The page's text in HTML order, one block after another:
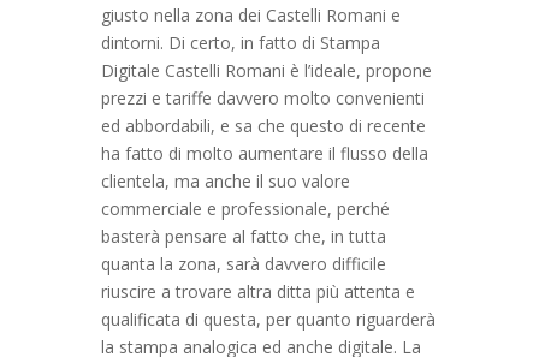
giusto nella zona dei Castelli Romani e
dintorni. Di certo, in fatto di Stampa
Digitale Castelli Romani è l’ideale, propone
prezzi e tariffe davvero molto convenienti
ed abbordabili, e sa che questo di recente
ha fatto di molto aumentare il flusso della
clientela, ma anche il suo valore
commerciale e professionale, perché
basterà pensare al fatto che, in tutta
quanta la zona, sarà davvero difficile
riuscire a trovare altra ditta più attenta e
qualificata di questa, per quanto riguarderà
la stampa analogica ed anche digitale. La